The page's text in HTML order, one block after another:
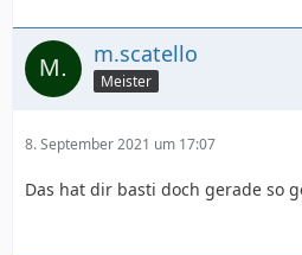
m.scatello
Meister
8. September 2021 um 17:07
Das hat dir basti doch gerade so